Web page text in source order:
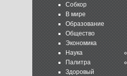
Собкор
В мире
Образование
Общество
Экономика
Наука
Палитра
Здоровый